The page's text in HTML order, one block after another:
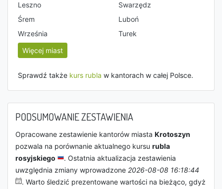
Leszno
Swarzędz
Śrem
Luboń
Września
Turek
Więcej miast
Sprawdź także kurs rubla w kantorach w całej Polsce.
PODSUMOWANIE ZESTAWIENIA
Opracowane zestawienie kantorów miasta Krotoszyn
pozwala na porównanie aktualnego kursu rubla
rosyjskiego
. Ostatnia aktualizacja zestawienia
uwzględnia zmiany wprowadzone 2026-08-08 16:18:44
. Warto śledzić prezentowane wartości na bieżąco, gdyż